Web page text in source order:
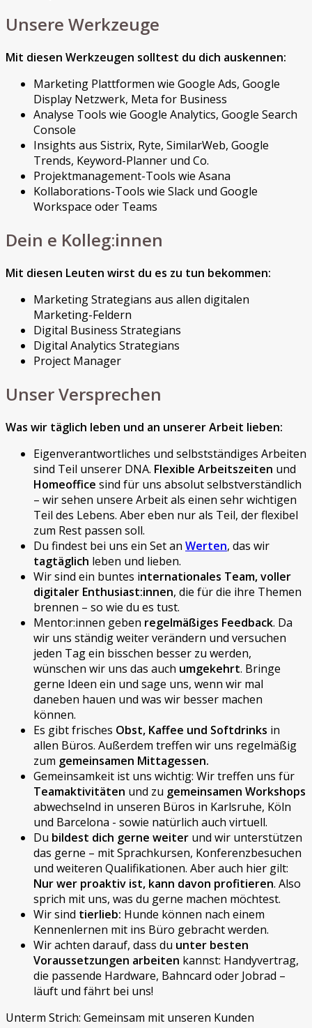
Unsere Werkzeuge
Mit diesen Werkzeugen solltest du dich auskennen:
Marketing Plattformen wie Google Ads, Google
Display Netzwerk, Meta for Business
Analyse Tools wie Google Analytics, Google Search
Console
Insights aus Sistrix, Ryte, SimilarWeb, Google
Trends, Keyword-Planner und Co.
Projektmanagement-Tools wie Asana
Kollaborations-Tools wie Slack und Google
Workspace oder Teams
Dein e Kolleg:innen
Mit diesen Leuten wirst du es zu tun bekommen:
Marketing Strategians aus allen digitalen
Marketing-Feldern
Digital Business Strategians
Digital Analytics Strategians
Project Manager
Unser Versprechen
Was wir täglich leben und an unserer Arbeit lieben:
Eigenverantwortliches und selbstständiges Arbeiten
sind Teil unserer DNA. Flexible Arbeitszeiten und
Homeoffice sind für uns absolut selbstverständlich
– wir sehen unsere Arbeit als einen sehr wichtigen
Teil des Lebens. Aber eben nur als Teil, der flexibel
zum Rest passen soll.
Du findest bei uns ein Set an Werten, das wir
tagtäglich leben und lieben.
Wir sind ein buntes internationales Team, voller
digitaler Enthusiast:innen, die für die ihre Themen
brennen – so wie du es tust.
Mentor:innen geben regelmäßiges Feedback. Da
wir uns ständig weiter verändern und versuchen
jeden Tag ein bisschen besser zu werden,
wünschen wir uns das auch umgekehrt. Bringe
gerne Ideen ein und sage uns, wenn wir mal
daneben hauen und was wir besser machen
können.
Es gibt frisches Obst, Kaffee und Softdrinks in
allen Büros. Außerdem treffen wir uns regelmäßig
zum gemeinsamen Mittagessen.
Gemeinsamkeit ist uns wichtig: Wir treffen uns für
Teamaktivitäten und zu gemeinsamen Workshops
abwechselnd in unseren Büros in Karlsruhe, Köln
und Barcelona - sowie natürlich auch virtuell.
Du bildest dich gerne weiter und wir unterstützen
das gerne – mit Sprachkursen, Konferenzbesuchen
und weiteren Qualifikationen. Aber auch hier gilt:
Nur wer proaktiv ist, kann davon profitieren. Also
sprich mit uns, was du gerne machen möchtest.
Wir sind tierlieb: Hunde können nach einem
Kennenlernen mit ins Büro gebracht werden.
Wir achten darauf, dass du unter besten
Voraussetzungen arbeiten kannst: Handyvertrag,
die passende Hardware, Bahncard oder Jobrad –
läuft und fährt bei uns!
Unterm Strich: Gemeinsam mit unseren Kunden